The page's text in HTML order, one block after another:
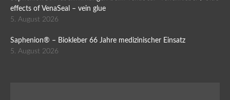
effects of VenaSeal – vein glue
5. August 2026
Saphenion® – Biokleber 66 Jahre medizinischer Einsatz
5. August 2026